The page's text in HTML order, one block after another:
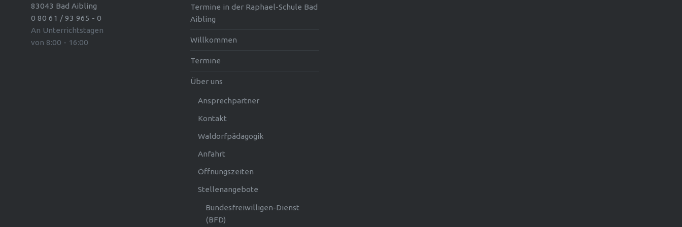
83043 Bad Aibling
0 80 61 / 93 965 - 0
An Unterrichtstagen
von 8:00 - 16:00
Termine in der Raphael-Schule Bad
Aibling
Willkommen
Termine
Über uns
Ansprechpartner
Kontakt
Waldorfpädagogik
Anfahrt
Öffnungszeiten
Stellenangebote
Bundesfreiwilligen-Dienst
(BFD)